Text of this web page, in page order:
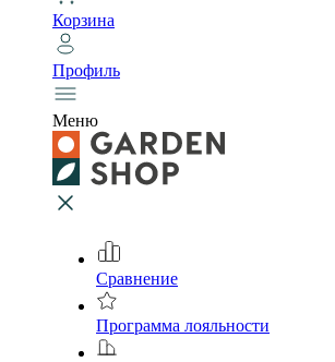
Корзина
Профиль
Меню
Сравнение
Программа лояльности